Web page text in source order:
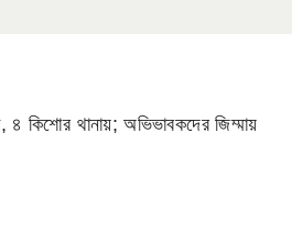
৪ কিশোর থানায়; অভিভাবকদের জিম্মায়